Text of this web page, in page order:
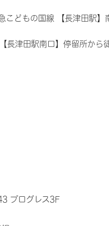
こどもの国線 【長津田駅】
長津田駅南口】停留所から
プログレス3F